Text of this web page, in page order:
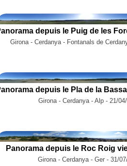
Girona - Cerdanya - Fontanals de
Girona - Cerdanya - Alp - 21/
Panorama depuis le Roc Roig
Girona - Cerdanya - Ger - 31/